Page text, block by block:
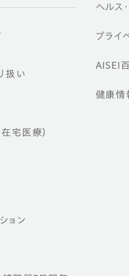
扱い
宅医療）
ョン
ヘルス
プライ
AISEI
健康情